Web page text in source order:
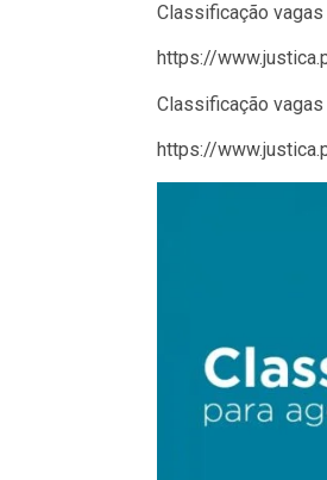
Classificação vagas
https://
Classificação vagas
https://